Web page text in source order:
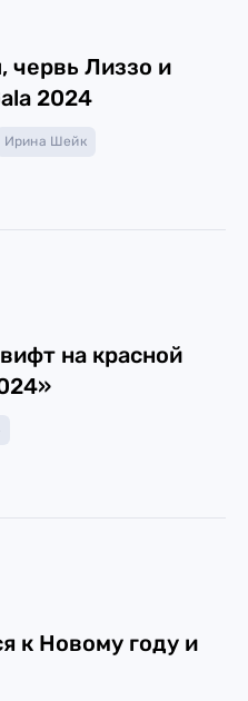
червь Лиззо и
2024
Ирина Шейк
на красной
к Новому году и